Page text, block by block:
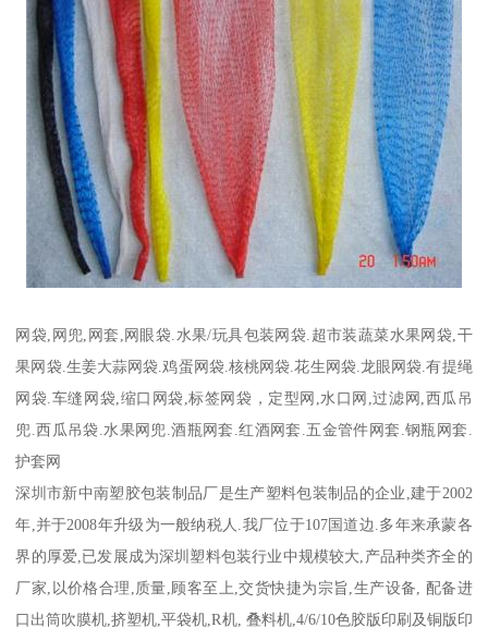
网袋,网兜,网套,网眼袋.水果/玩具包装网袋.超市装蔬菜水果网袋,干
果网袋.生姜大蒜网袋.鸡蛋网袋.核桃网袋.花生网袋.龙眼网袋.有提绳
网袋.车缝网袋,缩口网袋,标签网袋，定型网,水口网,过滤网,西瓜吊
兜.西瓜吊袋.水果网兜.酒瓶网套.红酒网套.五金管件网套.钢瓶网套.
护套网
深圳市新中南塑胶包装制品厂是生产塑料包装制品的企业,建于2002
年,并于2008年升级为一般纳税人.我厂位于107国道边.多年来承蒙各
界的厚爱,已发展成为深圳塑料包装行业中规模较大,产品种类齐全的
厂家,以价格合理,质量,顾客至上,交货快捷为宗旨,生产设备, 配备进
口出筒吹膜机,挤塑机,平袋机,R机, 叠料机,4/6/10色胶版印刷及铜版印